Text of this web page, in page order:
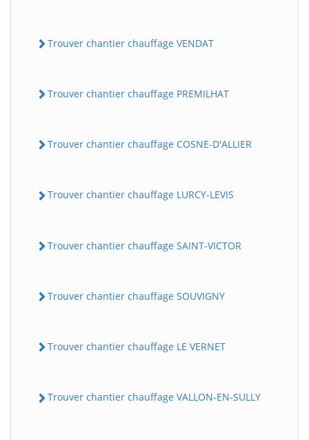
Trouver chantier chauffage VENDAT
Trouver chantier chauffage PREMILHAT
Trouver chantier chauffage COSNE-D'ALLIER
Trouver chantier chauffage LURCY-LEVIS
Trouver chantier chauffage SAINT-VICTOR
Trouver chantier chauffage SOUVIGNY
Trouver chantier chauffage LE VERNET
Trouver chantier chauffage VALLON-EN-SULLY